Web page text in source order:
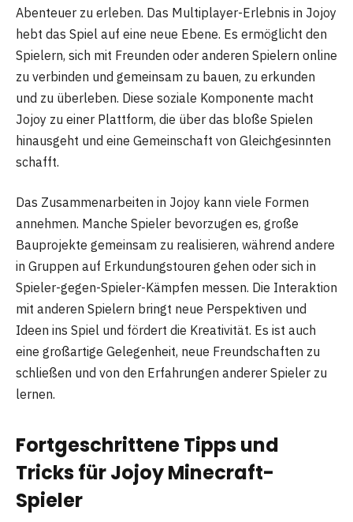
Abenteuer zu erleben. Das Multiplayer-Erlebnis in Jojoy
hebt das Spiel auf eine neue Ebene. Es ermöglicht den
Spielern, sich mit Freunden oder anderen Spielern online
zu verbinden und gemeinsam zu bauen, zu erkunden
und zu überleben. Diese soziale Komponente macht
Jojoy zu einer Plattform, die über das bloße Spielen
hinausgeht und eine Gemeinschaft von Gleichgesinnten
schafft.
Das Zusammenarbeiten in Jojoy kann viele Formen
annehmen. Manche Spieler bevorzugen es, große
Bauprojekte gemeinsam zu realisieren, während andere
in Gruppen auf Erkundungstouren gehen oder sich in
Spieler-gegen-Spieler-Kämpfen messen. Die Interaktion
mit anderen Spielern bringt neue Perspektiven und
Ideen ins Spiel und fördert die Kreativität. Es ist auch
eine großartige Gelegenheit, neue Freundschaften zu
schließen und von den Erfahrungen anderer Spieler zu
lernen.
Fortgeschrittene Tipps und
Tricks für Jojoy Minecraft-
Spieler